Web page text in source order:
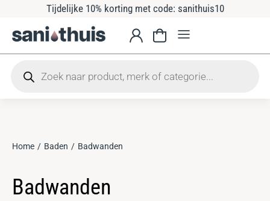
Tijdelijke 10% korting met code: sanithuis10
Je bent hier:
Home Baden Badwanden
Badwanden